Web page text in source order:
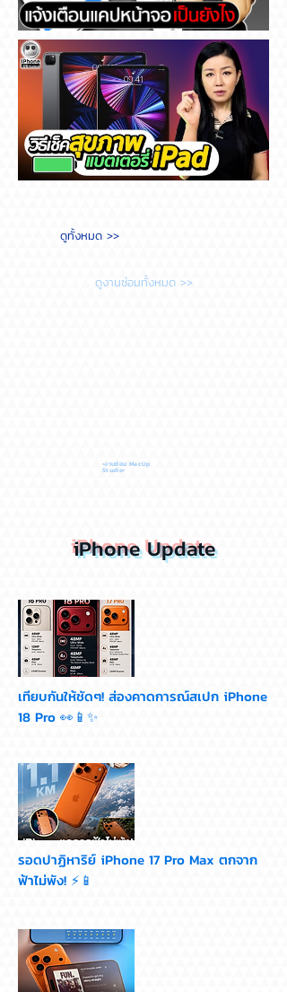
Messenger แจ้งเตือนแคปหน้า
จอ เป็นยังไง
วิธีเช็คสุขภาพแบตเตอรี่ iPad
ต้องทำยังไง?
ดูทั้งหมด >>
ดูงานซ่อมทั้งหมด >>
•งานซ่อม MacUp
Studio•
iPhone Update
เทียบกันให้ชัดๆ! ส่องคาดการณ์สเปก iPhone
18 Pro 👀📱✨
รอดปาฏิหาริย์ iPhone 17 Pro Max ตกจาก
ฟ้าไม่พัง! ⚡📱